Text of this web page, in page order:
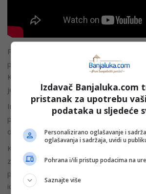
Prijedlog zakona, podsjetimo,
poslanika, a odnosi se na projekat
Kušnera, zeta američkog predsjednika
je vrijedan 500 miliona dolara.
Investitor bi mogao dobiti posebnu
pripremne radove, koja uključuje
objekata, izmještanje infrastrukture i
Kritičari upozoravaju da, iako
zadržati simbolički značaj
potpunosti nadomjestiti originalnu
identitet kompleksa Generalštaba.
Izdavač Banjaluka.com
pristanak za upotrebu
podataka u sljedeće
Personalizirano oglašavanje i
oglašavanja i sadržaja, uvidi u
Pohrana i/ili pristup podacima na
Saznajte više